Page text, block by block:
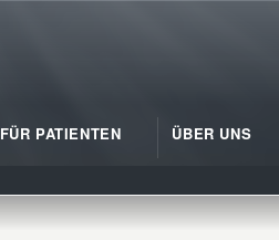
FÜR PATIENTEN ÜBER UNS